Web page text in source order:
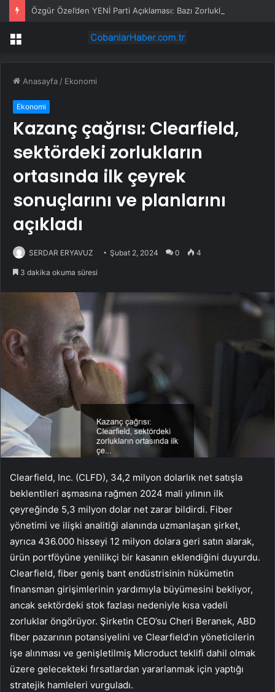
Menü
Anasayfa / Ekonomi
Ekonomi
Kazanç çağrısı: Clearfield,
sektördeki zorlukların
ortasında ilk çeyrek
sonuçlarını ve planlarını
açıkladı
SERDAR ERYAVUZ Şubat 2, 2024 0 4
3 dakika okuma süresi
Clearfield, Inc. (CLFD), 34,2 milyon dolarlık net satışla
beklentileri aşmasına rağmen 2024 mali yılının ilk
çeyreğinde 5,3 milyon dolar net zarar bildirdi. Fiber
yönetimi ve ilişki analitiği alanında uzmanlaşan şirket,
ayrıca 436.000 hisseyi 12 milyon dolara geri satın alarak,
ürün portföyüne yenilikçi bir kasanın eklendiğini duyurdu.
Clearfield, fiber geniş bant endüstrisinin hükümetin
finansman girişimlerinin yardımıyla büyümesini bekliyor,
ancak sektördeki stok fazlası nedeniyle kısa vadeli
zorluklar öngörüyor. Şirketin CEO’su Cheri Beranek, ABD
fiber pazarının potansiyelini ve Clearfield’ın yöneticilerin
işe alınması ve genişletilmiş Microduct teklifi dahil olmak
üzere gelecekteki fırsatlardan yararlanmak için yaptığı
stratejik hamleleri vurguladı.